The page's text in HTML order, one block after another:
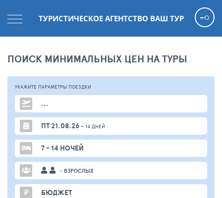
ТУРИСТИЧЕСКОЕ АГЕНТСТВО ВАШ ТУР
ПОИСК МИНИМАЛЬНЫХ ЦЕН НА ТУРЫ
УКАЖИТЕ ПАРАМЕТРЫ ПОЕЗДКИ
...
ПТ 21.08.26 + 14 ДНЕЙ
7 - 14 НОЧЕЙ
- ВЗРОСЛЫХ
₽ БЮДЖЕТ